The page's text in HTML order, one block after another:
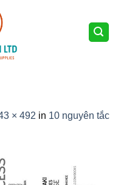
× 492 in 10 nguyên tắc